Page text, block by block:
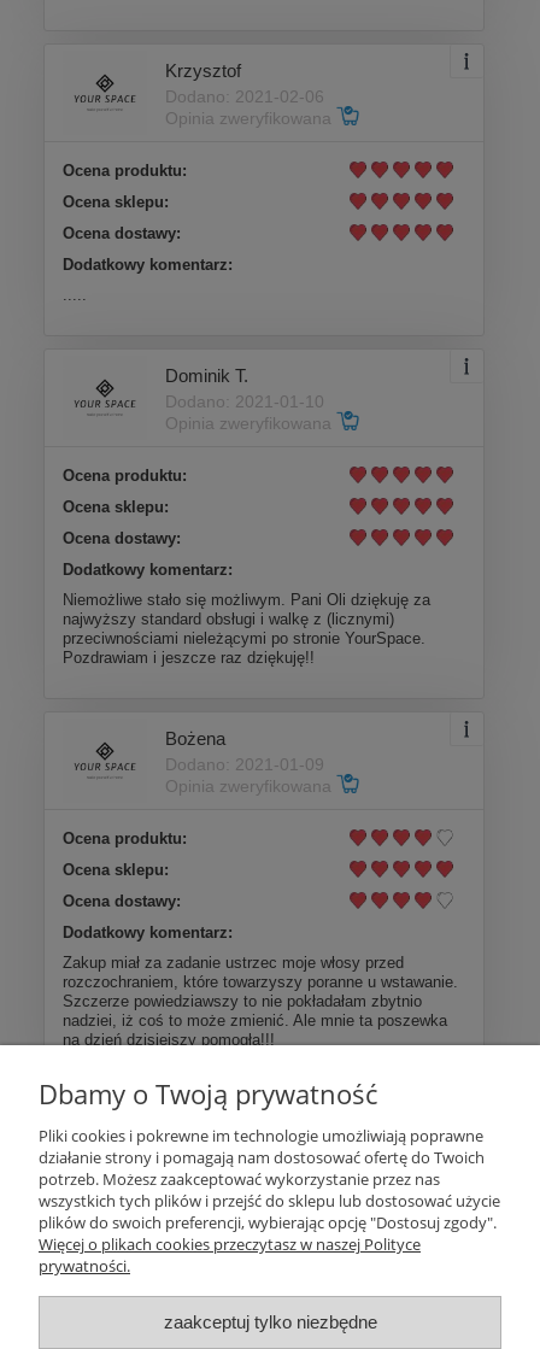
Krzysztof
Dodano: 2021-02-06
Opinia zweryfikowana
Ocena produktu:
Ocena sklepu:
Ocena dostawy:
Dodatkowy komentarz:
.....
Dominik T.
Dodano: 2021-01-10
Opinia zweryfikowana
Ocena produktu:
Ocena sklepu:
Ocena dostawy:
Dodatkowy komentarz:
Niemożliwe stało się możliwym. Pani Oli dziękuję za
najwyższy standard obsługi i walkę z (licznymi)
przeciwnościami nieleżącymi po stronie YourSpace.
Pozdrawiam i jeszcze raz dziękuję!!
Bożena
Dodano: 2021-01-09
Opinia zweryfikowana
Ocena produktu:
Ocena sklepu:
Ocena dostawy:
Dodatkowy komentarz:
Zakup miał za zadanie ustrzec moje włosy przed
rozczochraniem, które towarzyszy poranne u wstawanie.
Szczerze powiedziawszy to nie pokładałam zbytnio
nadziei, iż coś to może zmienić. Ale mnie ta poszewka
na dzień dzisiejszy pomogła!!!
Więcej opinii
Pomoc
Moje konto
Płatności i dostawa
Dbamy o Twoją prywatność
Pliki cookies i pokrewne im technologie umożliwiają poprawne
działanie strony i pomagają nam dostosować ofertę do Twoich
potrzeb. Możesz zaakceptować wykorzystanie przez nas
wszystkich tych plików i przejść do sklepu lub dostosować użycie
plików do swoich preferencji, wybierając opcję "Dostosuj zgody".
Więcej o plikach cookies przeczytasz w naszej Polityce
prywatności.
zaakceptuj tylko niezbędne